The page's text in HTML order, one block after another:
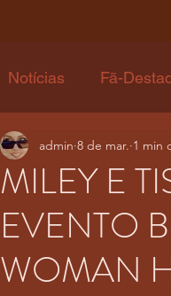
Notícias Fã-
MILEY E
EVENTO
WOMAN
admin 8 de mar. 1 min